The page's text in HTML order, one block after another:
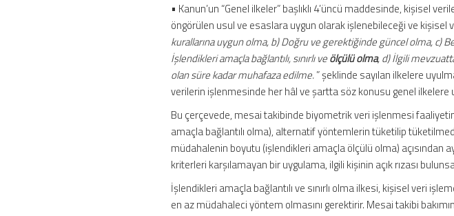
• Kanun’un “Genel ilkeler” başlıklı 4’üncü maddesinde, kişisel
öngörülen usul ve esaslara uygun olarak işlenebileceği ve kişisel
kurallarına uygun olma, b) Doğru ve gerektiğinde güncel olma, c)
İşlendikleri amaçla bağlantılı, sınırlı veölçülü olma, d) İlgili
olan süre kadar muhafaza edilme.” şeklinde sayılan ilkelere
verilerin işlenmesinde her hâl ve şartta söz konusu genel ilkelere
Bu çerçevede, mesai takibinde biyometrik veri işlenmesi
amaçla bağlantılı olma), alternatif yöntemlerin tüketilip
müdahalenin boyutu (işlendikleri amaçla ölçülü olma) açısından
kriterleri karşılamayan bir uygulama, ilgili kişinin açık rızası
İşlendikleri amaçla bağlantılı ve sınırlı olma ilkesi, kişisel veri
en az müdahaleci yöntem olmasını gerektirir. Mesai takibi